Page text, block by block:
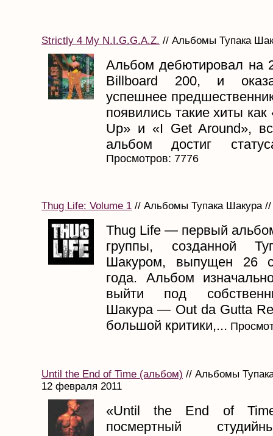
Strictly 4 My N.I.G.G.A.Z. // Альбомы Тупака
Альбом дебютировал на
Billboard 200, и
успешнее
появились такие хиты
Up» и «I Get Around»,
альбом достиг
Просмотров: 7776
Thug Life: Volume 1 // Альбомы Тупака Шакура
Thug Life — первый
группы, созданной
Шакуром, выпущен 26
года. Альбом
выйти под
Шакура — Out da Gutta
большой критики,...
Until the End of Time (альбом) // Альбомы
12 февраля 2011
«Until the End of
посмертный